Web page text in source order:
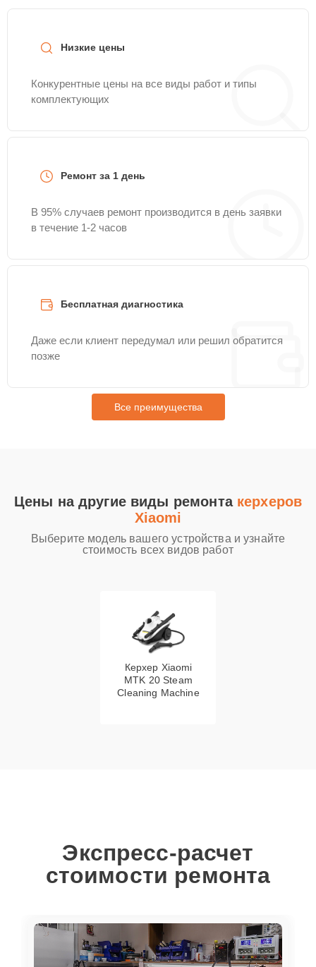
Низкие цены
Конкурентные цены на все виды работ и типы
комплектующих
Ремонт за 1 день
В 95% случаев ремонт производится в день заявки
в течение 1-2 часов
Бесплатная диагностика
Даже если клиент передумал или решил обратится
позже
Все преимущества
Цены на другие виды ремонта керхеров
Xiaomi
Выберите модель вашего устройства и узнайте
стоимость всех видов работ
Керхер Xiaomi
MTK 20 Steam
Cleaning Machine
Экспресс-расчет
стоимости ремонта